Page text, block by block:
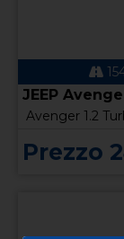
JEEP
Avenger 1.2
Prezzo